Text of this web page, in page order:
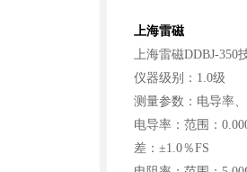
上海雷磁
上海雷磁DDBJ-350
仪器级别：1.0级
测量参数：电导率
电导率：范围：
差：±1.0％FS